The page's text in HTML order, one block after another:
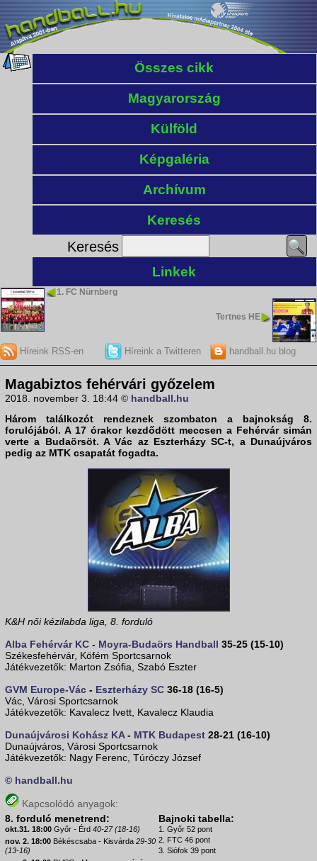
Összes cikk
Magyarország
Külföld
Képgaléria
Archívum
Keresés
Keresés
Linkek
1. FC Nürnberg
Tertnes HE
Híreink RSS-en Híreink a Twitteren handball.hu blog
Magabiztos fehérvári győzelem
2018. november 3. 18:44 © handball.hu
Három találkozót rendeznek szombaton a bajnokság 8.
forulójából. A 17 órakor kezdődött meccsen a Fehérvár simán
verte a Budaörsöt. A Vác az Eszterházy SC-t, a Dunaújváros
pedig az MTK csapatát fogadta.
K&H női kézilabda liga, 8. forduló
Alba Fehérvár KC - Moyra-Budaörs Handball 35-25 (15-10)
Székesfehérvár, Köfém Sportcsarnok
Játékvezetők: Marton Zsófia, Szabó Eszter
GVM Europe-Vác - Eszterházy SC 36-18 (16-5)
Vác, Városi Sportcsarnok
Játékvezetők: Kavalecz Ivett, Kavalecz Klaudia
Dunaújvárosi Kohász KA- MTK Budapest 28-21 (16-10)
Dunaújváros, Városi Sportcsarnok
Játékvezetők: Nagy Ferenc, Túróczy József
© handball.hu
Kapcsolódó anyagok:
8. forduló menetrend:
okt.31. 18:00 Győr - Érd 40-27 (18-16)
nov. 2. 18:00 Békéscsaba - Kisvárda 29-30
(13-16)
Bajnoki tabella:
1. Győr 52 pont
2. FTC 46 pont
3. Siófok 39 pont